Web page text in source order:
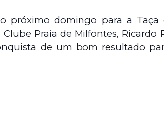
próximo domingo para a Taça
Clube Praia de Milfontes,
de um bom resultado